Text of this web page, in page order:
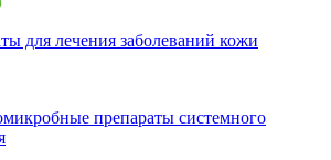
для лечения заболеваний кожи
препараты системного